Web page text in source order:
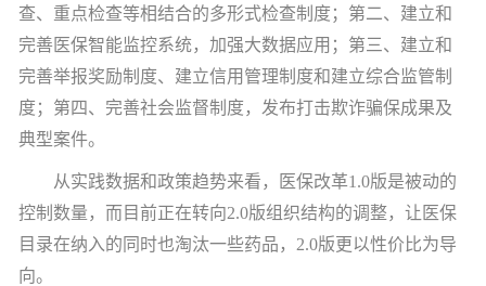
查、重点检查等相结合的多形式检查制度；第二、建立和
完善医保智能监控系统，加强大数据应用；第三、建立和
完善举报奖励制度、建立信用管理制度和建立综合监管制
度；第四、完善社会监督制度，发布打击欺诈骗保成果及
典型案件。
从实践数据和政策趋势来看，医保改革1.0版是被动的
控制数量，而目前正在转向2.0版组织结构的调整，让医保
目录在纳入的同时也淘汰一些药品， 2.0版更以性价比为导
向。